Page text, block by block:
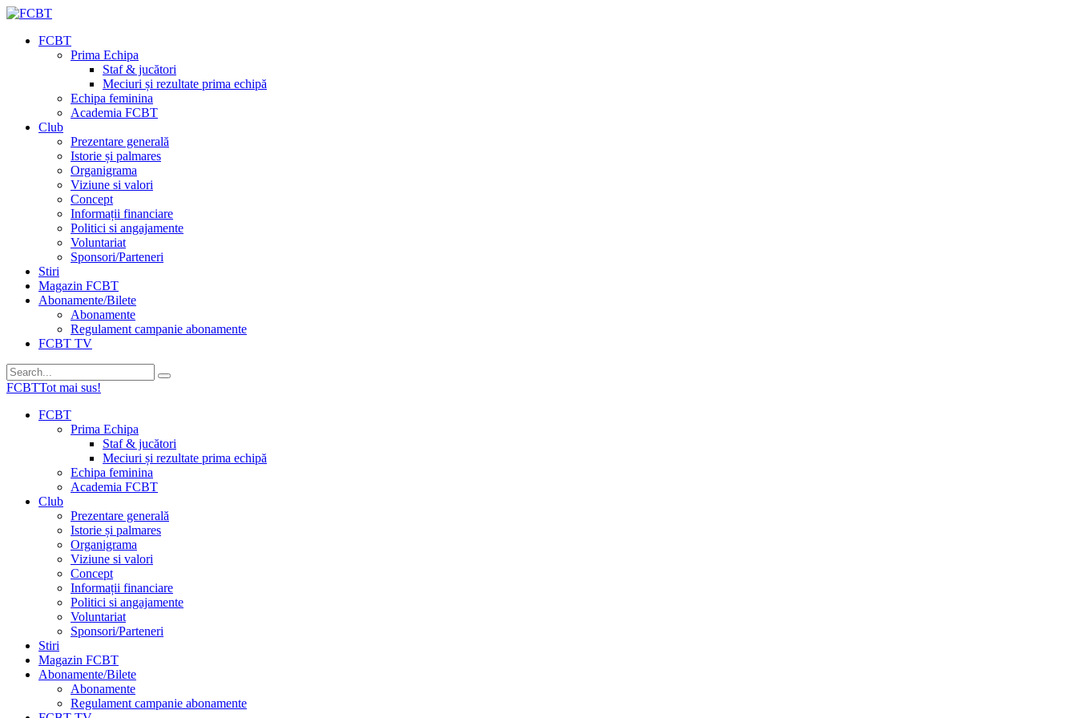
FCBT
Prima Echipa
Staf & jucători
Meciuri și rezultate prima echipă
Echipa feminina
Academia FCBT
Club
Prezentare generală
Istorie și palmares
Organigrama
Viziune si valori
Concept
Informații financiare
Politici si angajamente
Voluntariat
Sponsori/Parteneri
Stiri
Magazin FCBT
Abonamente/Bilete
Abonamente
Regulament campanie abonamente
FCBT TV
FCBTTot mai sus!
FCBT
Prima Echipa
Staf & jucători
Meciuri și rezultate prima echipă
Echipa feminina
Academia FCBT
Club
Prezentare generală
Istorie și palmares
Organigrama
Viziune si valori
Concept
Informații financiare
Politici si angajamente
Voluntariat
Sponsori/Parteneri
Stiri
Magazin FCBT
Abonamente/Bilete
Abonamente
Regulament campanie abonamente